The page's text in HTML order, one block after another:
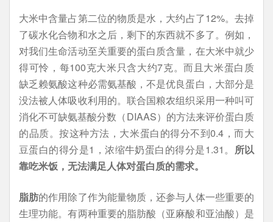
大米中含量占第二位的物质是水，大约占了12%。去掉
了碳水化合物和水之后，剩下的东西就不多了。例如，
对我们生命活动至关重要的蛋白质含量，在大米中就少
得可怜，每100克大米只含大约7克。而且大米蛋白质
缺乏赖氨酸这种必需氨基酸，不是优良蛋白，大部分是
没法被人体吸收利用的。联合国粮农组织采用一种叫可
消化不可缺氨基酸分数（DIAAS）的方法来评价蛋白质
的品质。按这种方法，大米蛋白的得分不到0.4，而大
豆蛋白的得分是1，浓缩牛奶蛋白的得分是1.31。 所以
靠吃米饭，无法满足人体对蛋白质的需求。
脂肪的作用除了作为能量物质，还参与人体一些重要的
生理功能。有两种重要的脂肪酸（亚麻酸和亚油酸）是